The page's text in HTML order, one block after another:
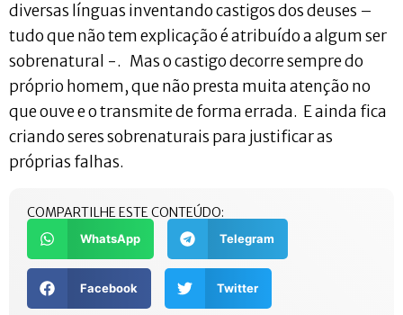
diversas línguas inventando castigos dos deuses –
tudo que não tem explicação é atribuído a algum ser
sobrenatural -. Mas o castigo decorre sempre do
próprio homem, que não presta muita atenção no
que ouve e o transmite de forma errada. E ainda fica
criando seres sobrenaturais para justificar as
próprias falhas.
COMPARTILHE ESTE CONTEÚDO:
WhatsApp Telegram
Facebook Twitter